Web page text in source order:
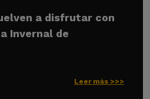
a disfrutar con
Invernal de
Leer más >>>